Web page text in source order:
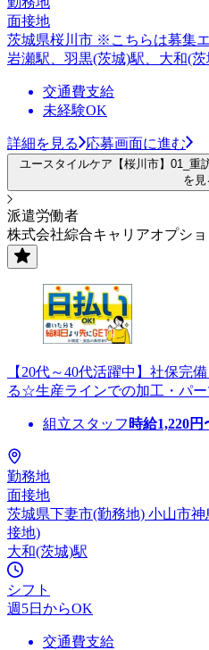
面接地
茨城県桜川市 ※こちらは募集エ
岩瀬駅、羽黒(茨城)駅、大和(茨
交通費支給
未経験OK
詳細を見る 応募画面に進む
ユースタイルケア【桜川市】01_重
を見
派遣労働者
株式会社綜合キャリアオプシ
【20代～40代活躍中】社保完
る☆生産ラインでの加工・パ
組立スタッフ 時給1,220円
勤務地
面接地
茨城県下妻市(勤務地) 小山市
接地)
大和(茨城)駅
シフト
週5日からOK
交通費支給